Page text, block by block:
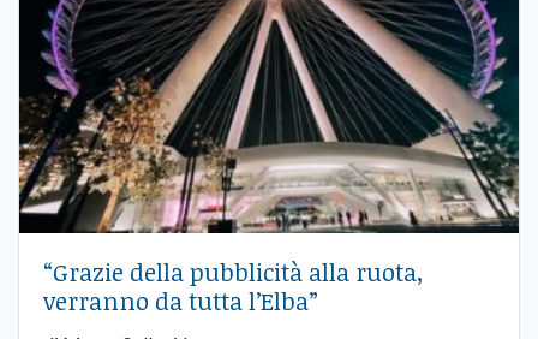
“Grazie della pubblicità alla ruota,
verranno da tutta l’Elba”